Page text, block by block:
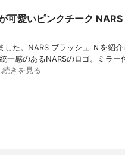
可愛いピンクチーク
した。NARS ブラッシュ Ｎを紹介
一感のあるNARSのロゴ。ミラー
続きを見る